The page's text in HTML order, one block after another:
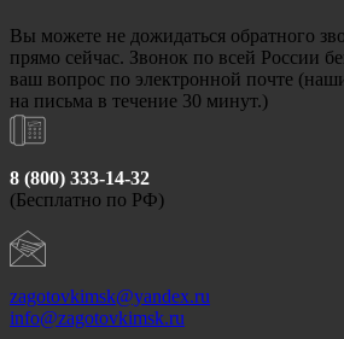
Вы можете не дожидаться обратного
прямо сейчас. Звонок по всей России
ваш вопрос по электронной почте
на письма в течение 30 минут.)
8 (800) 333-14-32
(Бесплатно по РФ)
zagotovkimsk@yandex.ru
info@zagotovkimsk.ru